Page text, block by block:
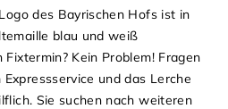
des Bayrischen Hofs ist in
blau und weiß
Fixtermin? Kein Problem! Fragen
und das Lerche
Sie suchen nach weiteren